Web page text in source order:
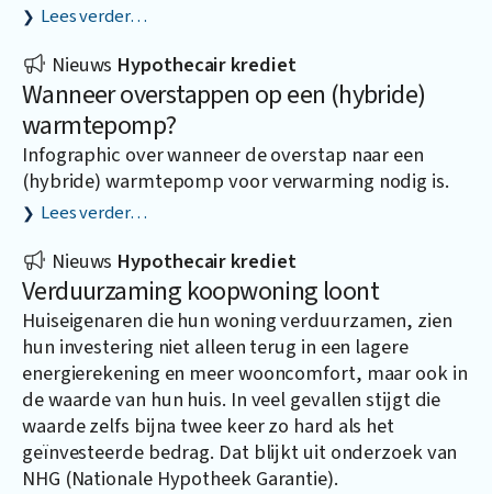
Lees verder…
Nieuws Hypothecair krediet
Wanneer overstappen op een (hybride)
warmtepomp?
Infographic over wanneer de overstap naar een
(hybride) warmtepomp voor verwarming nodig is.
Lees verder…
Nieuws Hypothecair krediet
Verduurzaming koopwoning loont
Huiseigenaren die hun woning verduurzamen, zien
hun investering niet alleen terug in een lagere
energierekening en meer wooncomfort, maar ook in
de waarde van hun huis. In veel gevallen stijgt die
waarde zelfs bijna twee keer zo hard als het
geïnvesteerde bedrag. Dat blijkt uit onderzoek van
NHG (Nationale Hypotheek Garantie).